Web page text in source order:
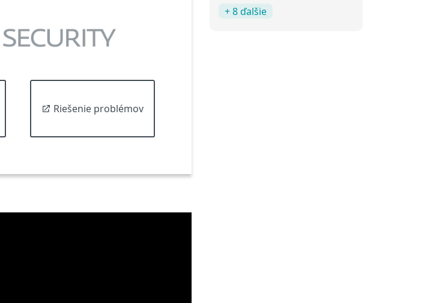
Riešenie problémov
+ 8 ďalšie